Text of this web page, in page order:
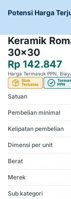
Potensi Harga
Keramik
30x30
Rp 142.847
Harga Termasuk PPN.
Satuan
Pembelian minimal
Kelipatan pembelian
Dimensi per unit
Berat
Merek
Sub kategori